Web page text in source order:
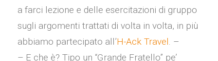
a farci lezione e delle esercitazioni di gruppo
sugli argomenti trattati di volta in volta, in più
abbiamo partecipato all’H-Ack Travel. –
– E che è? Tipo un “Grande Fratello” pe’